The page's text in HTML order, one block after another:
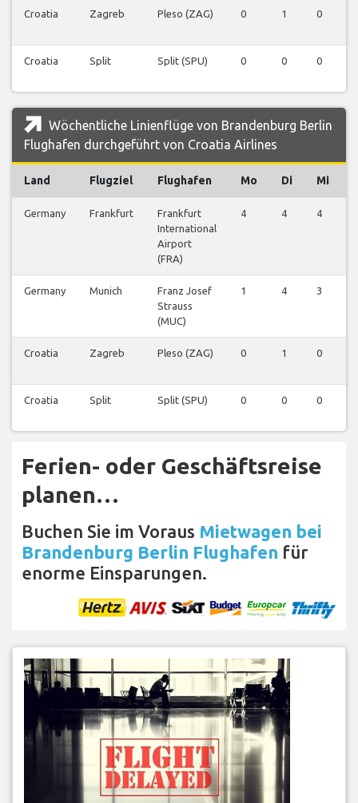
Croatia Zagreb Pleso (ZAG) 0 1 0
Croatia Split Split (SPU) 0 0 0
Wöchentliche Linienflüge von Brandenburg Berlin
Flughafen durchgeführt von Croatia Airlines
Land Flugziel Flughafen Mo Di Mi
Germany Frankfurt
Frankfurt
International
Airport
(FRA)
4 4 4
Germany Munich
Franz Josef
Strauss
(MUC)
1 4 3
Croatia Zagreb Pleso (ZAG) 0 1 0
Croatia Split Split (SPU) 0 0 0
Ferien- oder Geschäftsreise
planen…
Buchen Sie im Voraus Mietwagen bei
Brandenburg Berlin Flughafen für
enorme Einsparungen.